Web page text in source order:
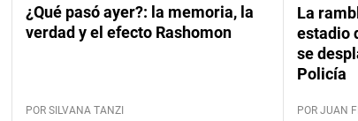
¿Qué pasó ayer?: la memoria, la
verdad y el efecto Rashomon
POR SILVANA TANZI
La
estadio
se
Policía
POR JUAN